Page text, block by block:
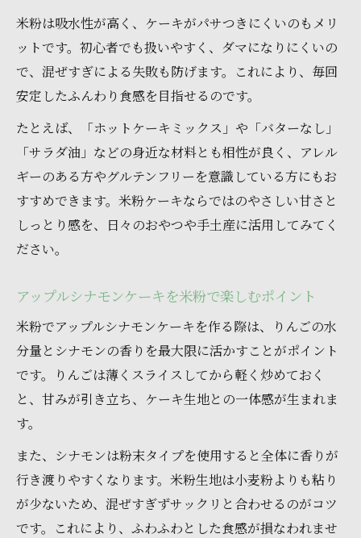
米粉は吸水性が高く、ケーキがパサつきにくいのもメリ
ットです。初心者でも扱いやすく、ダマになりにくいの
で、混ぜすぎによる失敗も防げます。これにより、毎回
安定したふんわり食感を目指せるのです。
たとえば、「ホットケーキミックス」や「バターなし」
「サラダ油」などの身近な材料とも相性が良く、アレル
ギーのある方やグルテンフリーを意識している方にもお
すすめできます。米粉ケーキならではのやさしい甘さと
しっとり感を、日々のおやつや手土産に活用してみてく
ださい。
アップルシナモンケーキを米粉で楽しむポイント
米粉でアップルシナモンケーキを作る際は、りんごの水
分量とシナモンの香りを最大限に活かすことがポイント
です。りんごは薄くスライスしてから軽く炒めておく
と、甘みが引き立ち、ケーキ生地との一体感が生まれま
す。
また、シナモンは粉末タイプを使用すると全体に香りが
行き渡りやすくなります。米粉生地は小麦粉よりも粘り
が少ないため、混ぜすぎずサックリと合わせるのがコツ
です。これにより、ふわふわとした食感が損なわれませ